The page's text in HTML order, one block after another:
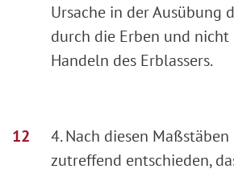
Ursache in der Ausübung
durch die Erben und nicht
Handeln des Erblassers.
4. Nach diesen Maßstäben
zutreffend entschieden,